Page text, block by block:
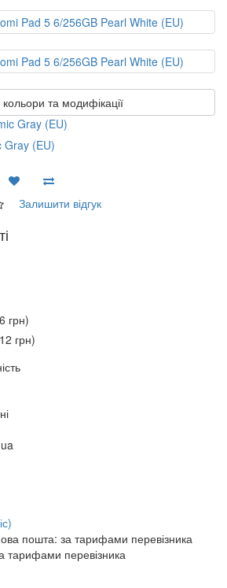
кольори та модифікації
Gray (EU)
Залишити відгук
грн)
грн)
пошта: за тарифами перевізника
тарифами перевізника